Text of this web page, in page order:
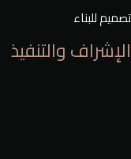
تصميم للبناء
الإشراف والتنفيذ